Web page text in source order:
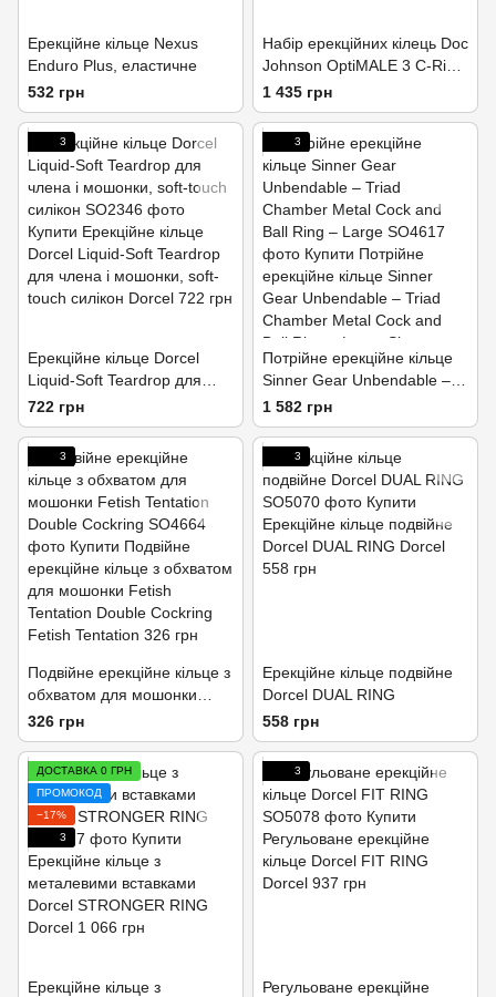
Ерекційне кільце Nexus
Enduro Plus, еластичне
532 грн
Набір ерекційних кілець Doc
Johnson OptiMALE 3 C-Ring
Set Thick
1 435 грн
3
Ерекційне кільце Dorcel
Liquid-Soft Teardrop для
члена і мошонки, soft-touch
силікон
722 грн
3
Потрійне ерекційне кільце
Sinner Gear Unbendable –
Triad Chamber Metal Cock
and Ball Ring – Large
1 582 грн
3
Подвійне ерекційне кільце з
обхватом для мошонки
Fetish Tentation Double
Сockring
326 грн
3
Ерекційне кільце подвійне
Dorcel DUAL RING
558 грн
ДОСТАВКА 0 ГРН
ПРОМОКОД
−17%
3
Ерекційне кільце з
3
Регульоване ерекційне